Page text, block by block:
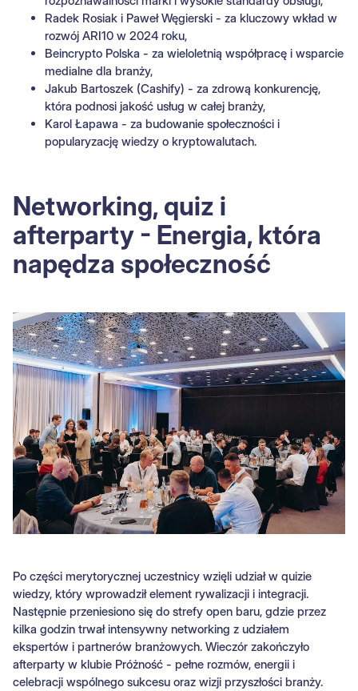
Radek Rosiak i Paweł Węgierski - za kluczowy wkład w
rozwój ARI10 w 2024 roku,
Beincrypto Polska - za wieloletnią współpracę i wsparcie
medialne dla branży,
Jakub Bartoszek (Cashify) - za zdrową konkurencję,
która podnosi jakość usług w całej branży,
Karol Łapawa - za budowanie społeczności i
popularyzację wiedzy o kryptowalutach.
Networking, quiz i
afterparty - Energia, która
napędza społeczność
Po części merytorycznej uczestnicy wzięli udział w quizie
wiedzy, który wprowadził element rywalizacji i integracji.
Następnie przeniesiono się do strefy open baru, gdzie przez
kilka godzin trwał intensywny networking z udziałem
ekspertów i partnerów branżowych. Wieczór zakończyło
afterparty w klubie Próżność - pełne rozmów, energii i
celebracji wspólnego sukcesu oraz wizji przyszłości branży.